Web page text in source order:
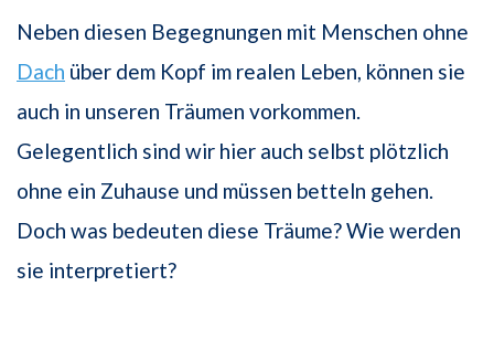
Neben diesen Begegnungen mit Menschen ohne
Dach über dem Kopf im realen Leben, können sie
auch in unseren Träumen vorkommen.
Gelegentlich sind wir hier auch selbst plötzlich
ohne ein Zuhause und müssen betteln gehen.
Doch was bedeuten diese Träume? Wie werden
sie interpretiert?